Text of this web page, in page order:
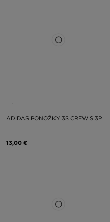
ADIDAS PONOŽKY 3S CREW S 3P
13,00 €